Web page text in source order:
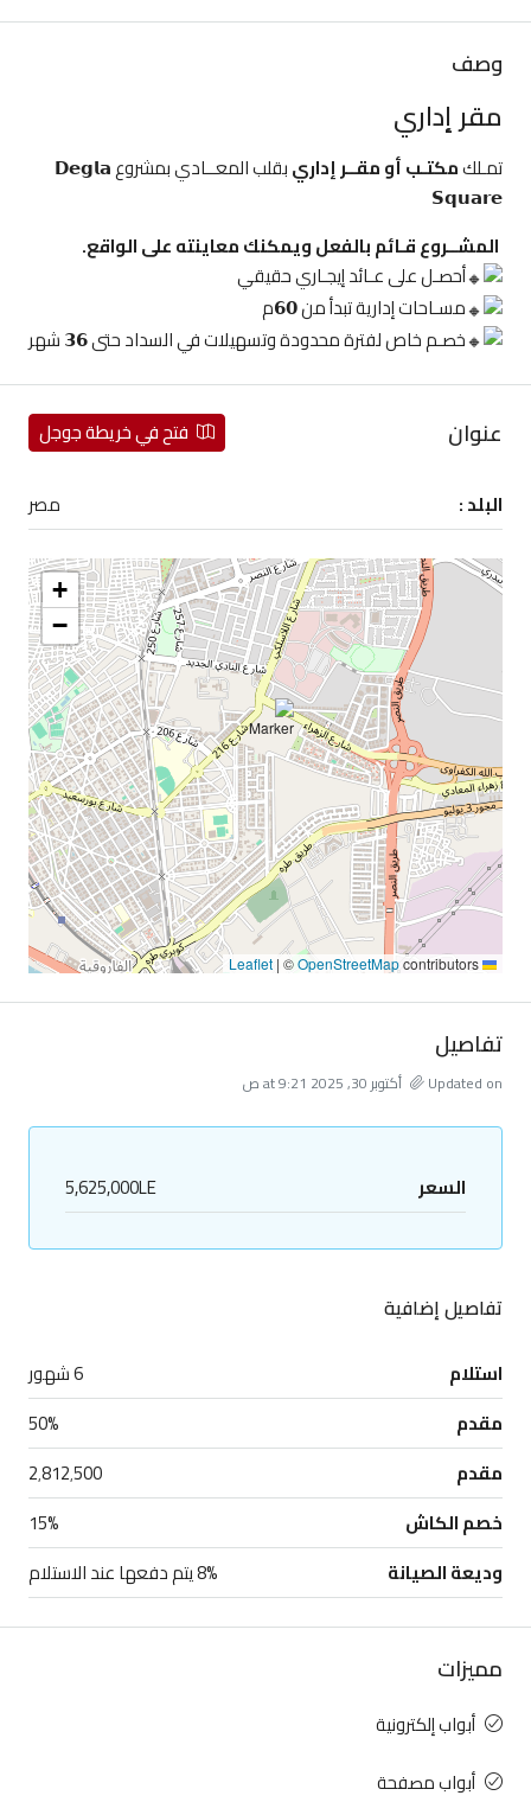
وصف
مقر إداري
تمـلكمكتـب أو مقــر إداري
بقلب المعــادي بمشروع 𝗗𝗲𝗴𝗹𝗮
𝗦𝗾𝘂𝗮𝗿𝗲
المشــروع قـائم بالفعل ويمكنك معاينته على الواقع.
أحصـل على عـائد إيجـاري حقيقي
مسـاحات إدارية تبدأ من 𝟲𝟬م
خصـم خاص لفترة محدودة وتسهيلات في السداد حتى 𝟯𝟲 شهر
عنوان فتح في خريطة جوجل
البلد : مصر
+
−
| ©OpenStreetMapcontributors
تفاصيل
Updated on أكتوبر 30, 2025 at 9:21 ص
السعر 5,625,000LE
تفاصيل إضافية
استلام
6 شهور
مقدم
50%
مقدم
2٬812٬500
خصم الكاش
15%
وديعة الصيانة
8% يتم دفعها عند الاستلام
مميزات
أبواب إلكترونية
أبواب مصفحة